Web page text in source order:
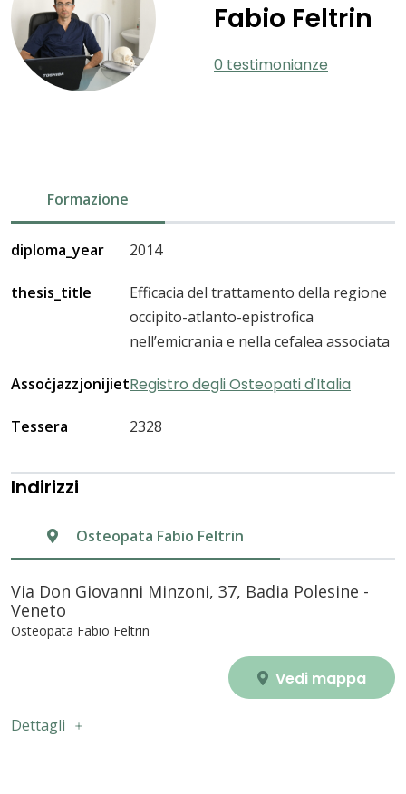
Fabio Feltrin
0 testimonianze
Formazione
diploma_year 2014
thesis_title
Efficacia del trattamento della regione
occipito-atlanto-epistrofica
nell’emicrania e nella cefalea associata
AssoċjazzjonijietRegistro degli Osteopati d'Italia
Tessera 2328
Indirizzi
Osteopata Fabio Feltrin
Via Don Giovanni Minzoni, 37, Badia Polesine -
Veneto
Osteopata Fabio Feltrin
Vedi mappa
Dettagli